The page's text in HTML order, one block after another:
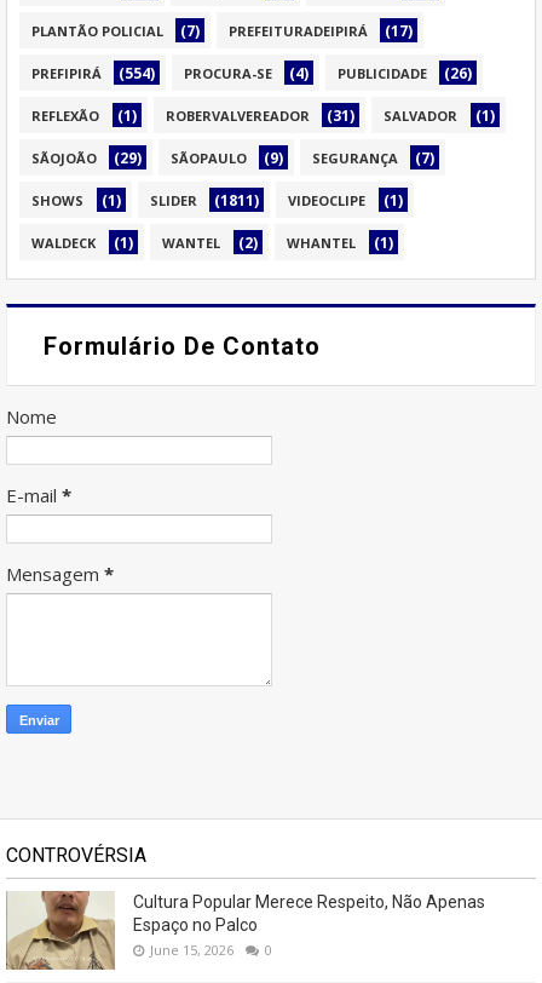
PLANTÃO POLICIAL (7) PREFEITURADEIPIRÁ (17)
PREFIPIRÁ (554) PROCURA-SE (4) PUBLICIDADE (26)
REFLEXÃO (1) ROBERVALVEREADOR (31) SALVADOR (1)
SÃOJOÃO (29) SÃOPAULO (9) SEGURANÇA (7)
SHOWS (1) SLIDER (1811) VIDEOCLIPE (1)
WALDECK (1) WANTEL (2) WHANTEL (1)
Formulário De Contato
Nome
E-mail *
Mensagem *
CONTROVÉRSIA
Cultura Popular Merece Respeito, Não Apenas
Espaço no Palco
June 15, 2026 0